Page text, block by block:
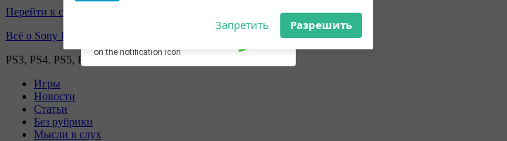
Разрешите сайту ps3faq.ru отправлять
вам уведомления на рабочий стол
×
on the notification icon
Перейти к содержимому
Всё о Sony Playstation
PS3, PS4. PS5, PS games
Игры
Новости
Статьи
Без рубрики
Мысли в слух